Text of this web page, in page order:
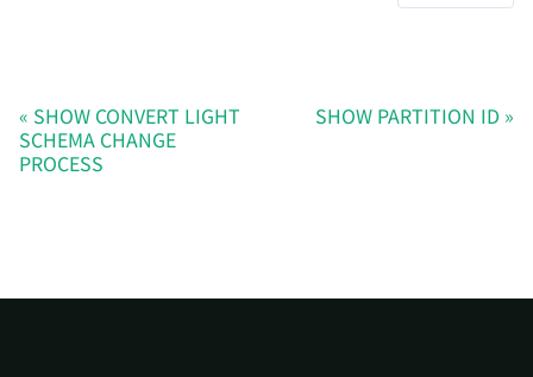
SHOW CONVERT LIGHT
SCHEMA CHANGE
PROCESS
SHOW PARTITION ID